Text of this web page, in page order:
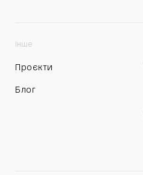
Інше
Проєкти
Блог